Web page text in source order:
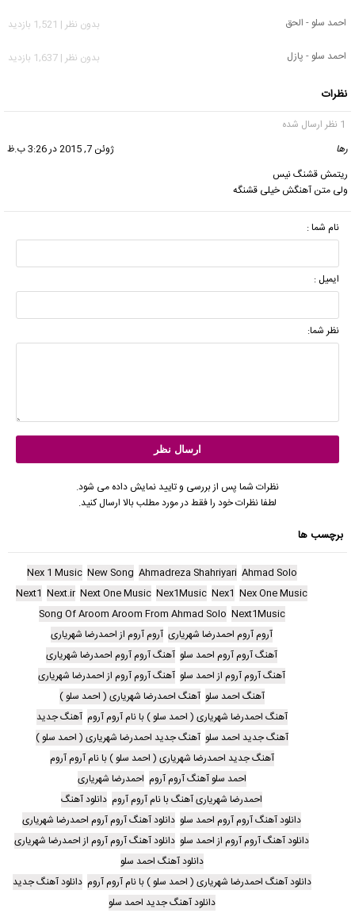
احمد سلو - الحق
بدون نظر | 1,521 بازدید
احمد سلو - پازل
بدون نظر | 1,637 بازدید
نظرات
1 نظر ارسال شده
رها
ژوئن 7, 2015 در 3:26 ب.ظ
ریتمش قشنگ نیس
ولی متن آهنگش خیلی قشنگه
نام شما :
ایمیل :
نظر شما:
نظرات شما پس از بررسی و تایید نمایش داده می شود.
لطفا نظرات خود را فقط در مورد مطلب بالا ارسال کنید.
برچسب ها
Ahmad Solo
Ahmadreza Shahriyari
New Song
Nex 1 Music
Nex One Music
Nex1
Nex1Music
Next One Music
Next.ir
Next1
Next1Music
Song Of Aroom Aroom From Ahmad Solo
آروم آروم احمدرضا شهریاری آروم آروم از احمدرضا شهریاری
آهنگ آروم آروم احمد سلو آهنگ آروم آروم احمدرضا شهریاری
آهنگ آروم آروم از احمد سلو آهنگ آروم آروم از احمدرضا شهریاری
آهنگ احمد سلو آهنگ احمدرضا شهریاری ( احمد سلو )
آهنگ احمدرضا شهریاری ( احمد سلو ) با نام آروم آروم آهنگ جدید
آهنگ جدید احمد سلو آهنگ جدید احمدرضا شهریاری ( احمد سلو )
آهنگ جدید احمدرضا شهریاری ( احمد سلو ) با نام آروم آروم
احمد سلو آهنگ آروم آروم احمدرضا شهریاری
احمدرضا شهریاری آهنگ با نام آروم آروم دانلود آهنگ
دانلود آهنگ آروم آروم احمد سلو دانلود آهنگ آروم آروم احمدرضا شهریاری
دانلود آهنگ آروم آروم از احمد سلو دانلود آهنگ آروم آروم از احمدرضا شهریاری
دانلود آهنگ احمد سلو
دانلود آهنگ احمدرضا شهریاری ( احمد سلو ) با نام آروم آروم دانلود آهنگ جدید
دانلود آهنگ جدید احمد سلو